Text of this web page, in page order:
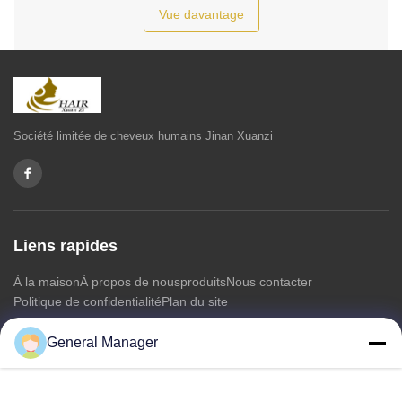
Vue davantage
Société limitée de cheveux humains Jinan Xuanzi
Liens rapides
À la maisonÀ propos de nousproduitsNous contacter
Politique de confidentialitéPlan du site
Nous contacter
General Manager